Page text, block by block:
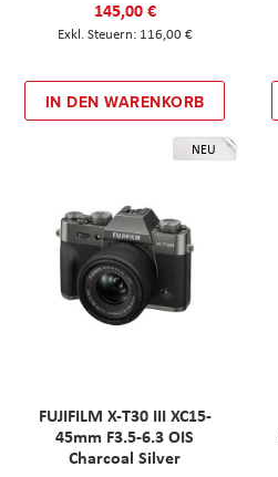
145,00 €
116,00 €
IN DEN WARENKORB
NEU
FUJIFILM X-T30 III XC15-
45mm F3.5-6.3 OIS
Charcoal Silver